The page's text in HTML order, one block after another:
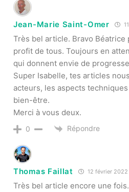
Jean-Marie Saint-Omer
Très bel article. Bravo Béatrice
profit de tous. Toujours en
qui donnent envie de
Super Isabelle, tes articles
acteurs, les aspects
bien-être.
Merci à vous deux.
0 Répondre
Thomas Faillat 12 février 2022
Très bel article encore une